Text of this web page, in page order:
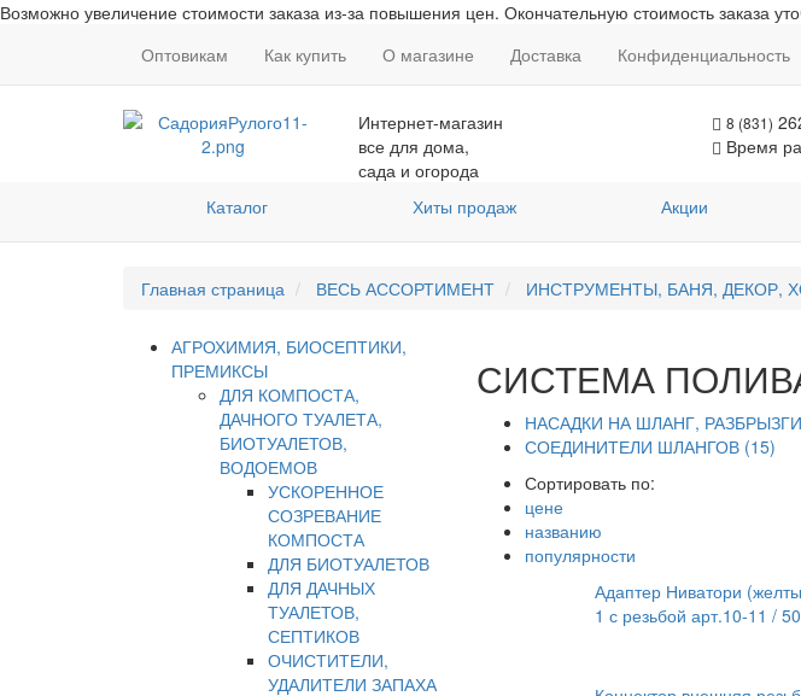
Возможно увеличение стоимости заказа из-за повышения цен. Окончательную стоимость заказа
Оптовикам
Как купить О магазине Доставка Конфиденциальность
Интернет-магазин
все для дома,
сада и огорода
8 (831)
Время
Каталог Хиты продаж Акции
Главная страница ВЕСЬ АССОРТИМЕНТ ИНСТРУМЕНТЫ, БАНЯ, ДЕКОР,
АГРОХИМИЯ, БИОСЕПТИКИ,
ПРЕМИКСЫ
ДЛЯ КОМПОСТА,
ДАЧНОГО ТУАЛЕТА,
БИОТУАЛЕТОВ,
ВОДОЕМОВ
УСКОРЕННОЕ
СОЗРЕВАНИЕ
КОМПОСТА
ДЛЯ БИОТУАЛЕТОВ
ДЛЯ ДАЧНЫХ
ТУАЛЕТОВ,
СЕПТИКОВ
ОЧИСТИТЕЛИ,
УДАЛИТЕЛИ ЗАПАХА
СИСТЕМА
НАСАДКИ НА ШЛАНГ,
СОЕДИНИТЕЛИ ШЛАНГОВ (15)
Сортировать по:
цене
названию
популярности
Адаптер Ниватори
1 с резьбой арт.10-11 /